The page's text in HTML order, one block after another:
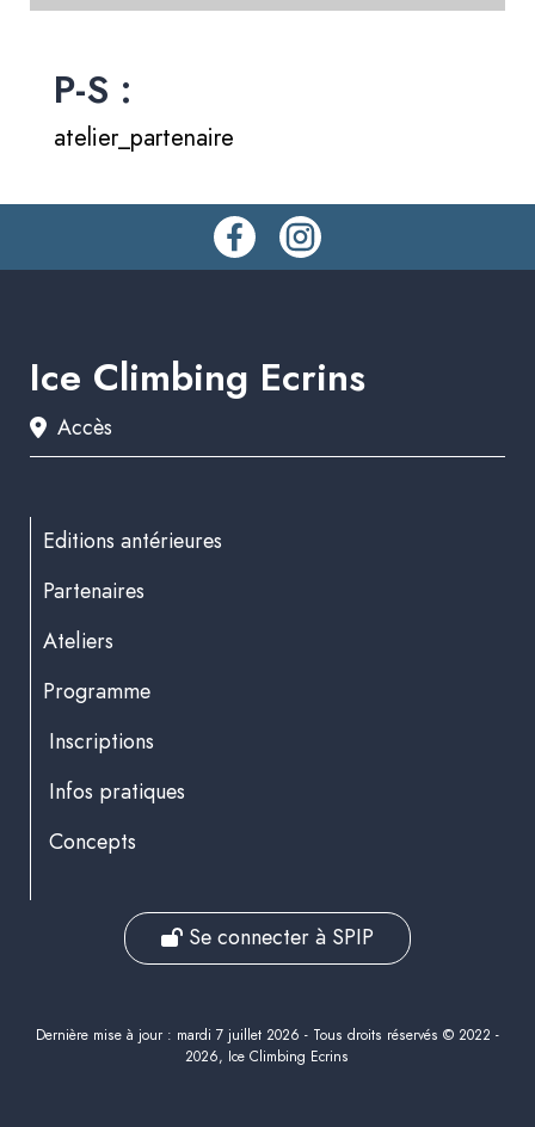
P-S :
atelier_partenaire
Ice Climbing Ecrins
Accès
Editions antérieures
Partenaires
Ateliers
Programme
Inscriptions
Infos pratiques
Concepts
Se connecter à SPIP
Dernière mise à jour : mardi 7 juillet 2026 - Tous droits réservés © 2022 -
2026, Ice Climbing Ecrins